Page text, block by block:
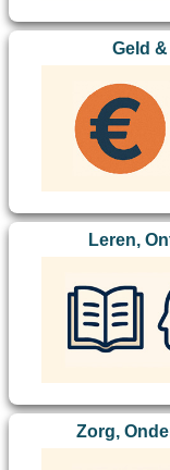
Geld
Leren,
Zorg,